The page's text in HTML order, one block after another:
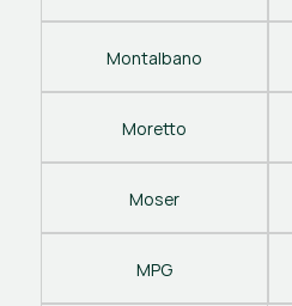
Montalbano
Moretto
Moser
MPG